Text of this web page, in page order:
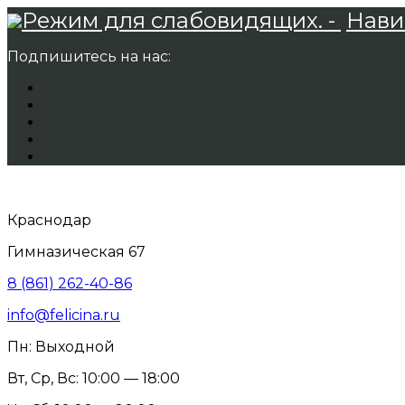
Режим для слабовидящих. -
Подпишитесь на нас:
Краснодар
Гимназическая 67
8 (861) 262-40-86
info@felicina.ru
Пн: Выходной
Вт, Ср, Вс: 10:00 — 18:00